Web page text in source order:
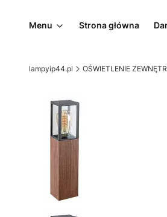
Menu Strona główna
lampyip44.pl OŚWIETLENIE